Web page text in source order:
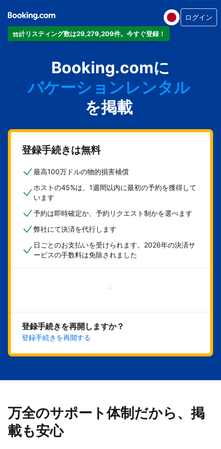
合計リスティング数は29,279,209件。今すぐ登録！
ログイン
Booking.comに
アパートメント
ホテル
バケーションレンタル
ゲストハウス
旅館
を掲載
登録手続きは無料
最高100万ドルの物的損害補償
ホストの45%は、1週間以内に最初の予約を獲得して
います
予約は即時確定か、予約リクエスト制かを選べます
弊社にて決済を代行します
日ごとのお支払いを受けられます。2026年の決済サ
ービスの手数料は免除されました
今すぐ始める
登録手続きを再開しますか？
登録手続きを再開する
万全のサポート体制だから、掲
載も安心